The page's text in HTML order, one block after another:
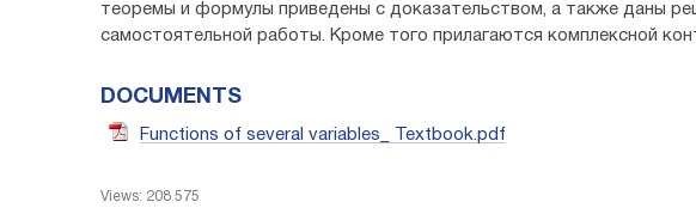
теоремы и формулы приведены с доказательством, а также даны
самостоятельной работы. Кроме того прилагаются комплексной
DOCUMENTS
Functions of several variables_ Textbook.pdf
Views: 208 575